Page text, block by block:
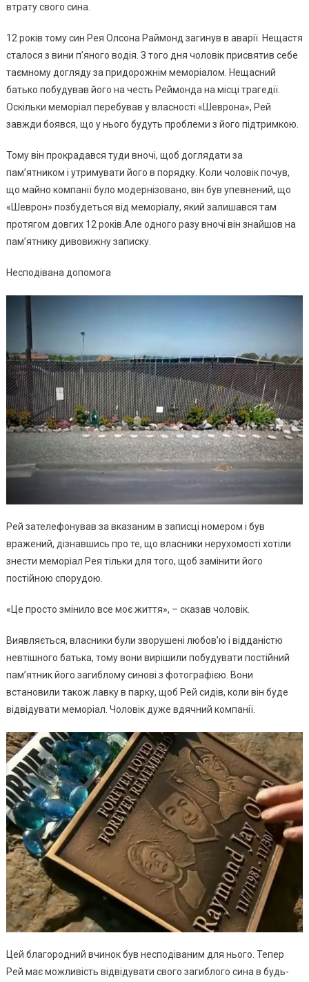
втрату свого сина.
12 років тому син Рея Олсона Раймонд загинув в аварії. Нещастя
сталося з вини п’яного водія. З того дня чоловік присвятив себе
таємному догляду за придорожнім меморіалом. Нещасний
батько побудував його на честь Реймонда на місці трагедії.
Оскільки меморіал перебував у власності «Шеврона», Рей
завжди боявся, що у нього будуть проблеми з його підтримкою.
Тому він прокрадався туди вночі, щоб доглядати за
пам’ятником і утримувати його в порядку. Коли чоловік почув,
що майно компанії було модернізовано, він був упевнений, що
«Шеврон» позбудеться від меморіалу, який залишався там
протягом довгих 12 років.Але одного разу вночі він знайшов на
пам’ятнику дивовижну записку.
Несподівана допомога
Рей зателефонував за вказаним в записці номером і був
вражений, дізнавшись про те, що власники нерухомості хотіли
знести меморіал Рея тільки для того, щоб замінити його
постійною спорудою.
«Це просто змінило все моє життя», – сказав чоловік.
Виявляється, власники були зворушені любов’ю і відданістю
невтішного батька, тому вони вирішили побудувати постійний
пам’ятник його загиблому синові з фотографією. Вони
встановили також лавку в парку, щоб Рей сидів, коли він буде
відвідувати меморіал. Чоловік дуже вдячний компанії.
Цей благородний вчинок був несподіваним для нього. Тепер
Рей має можливість відвідувати свого загиблого сина в будь-